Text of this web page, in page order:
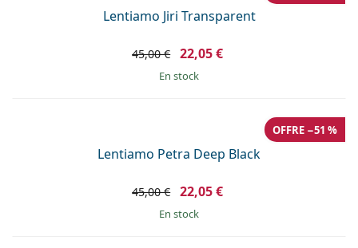
Lentiamo Jiri Transparent
45,00 € 22,05 €
en stock
Lentiamo Petra Deep Black
OFFRE −51 %
45,00 € 22,05 €
en stock